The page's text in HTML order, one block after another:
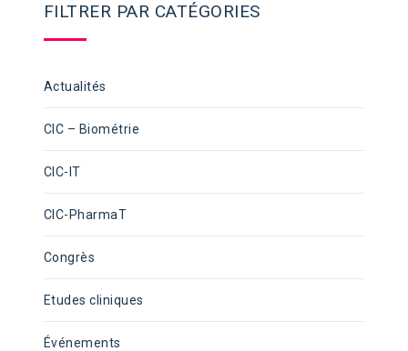
FILTRER PAR CATÉGORIES
Actualités
CIC – Biométrie
CIC-IT
CIC-PharmaT
Congrès
Etudes cliniques
Événements